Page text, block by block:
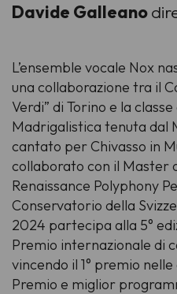
Davide Galleano
L’ensemble vocale Nox
una collaborazione tra il
Verdi” di Torino e la
Madrigalistica tenuta dal
cantato per Chivasso in
collaborato con il Master
Renaissance Polyphony
Conservatorio della
2024 partecipa alla 5°
Premio internazionale di
vincendo il 1° premio
Premio e miglior